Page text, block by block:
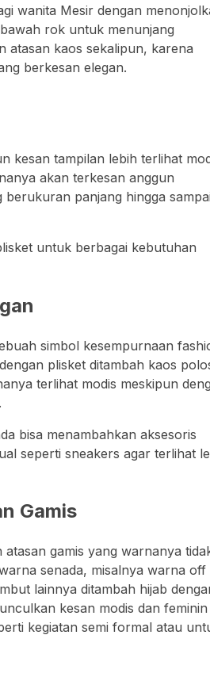
wanita Mesir dengan
rok untuk menunjang
atasan kaos sekalipun, karena
berkesan elegan.
kesan tampilan lebih terlihat
akan terkesan anggun
panjang hingga
untuk berbagai kebutuhan
simbol kesempurnaan
plisket ditambah kaos
terlihat modis meskipun
bisa menambahkan aksesoris
seperti sneakers agar terlihat
Gamis
gamis yang warnanya
senada, misalnya warna off
lainnya ditambah hijab
kesan modis dan feminin
kegiatan semi formal atau